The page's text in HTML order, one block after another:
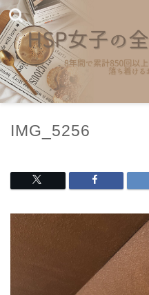
IMG_5256